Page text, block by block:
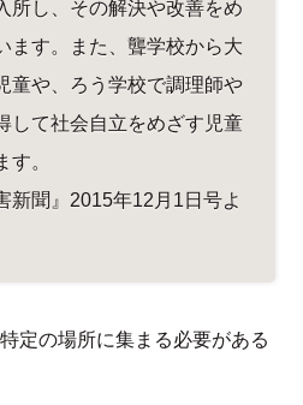
所し、その解決や改善をめ
ます。また、聾学校から大
童や、ろう学校で調理師や
して社会自立をめざす児童
す。
新聞』2015年12月1日号よ
定の場所に集まる必要がある